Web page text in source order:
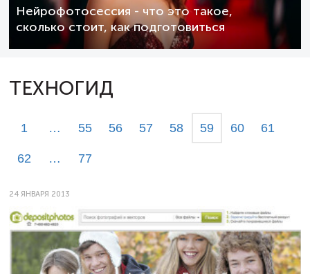
Нейрофотосессия - что это такое,
сколько стоит, как подготовиться
ТЕХНОГИД
1 … 55 56 57 58 59 60 61
62 … 77
24 ЯНВАРЯ 2013